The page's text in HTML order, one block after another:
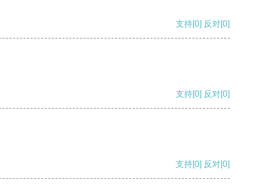
支持[0] 反对[0]
支持[0] 反对[0]
支持[0] 反对[0]